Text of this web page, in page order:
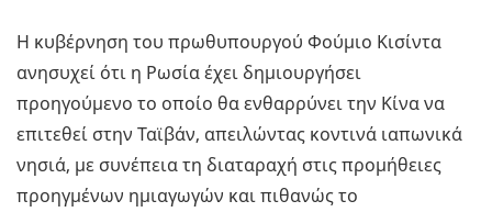
Η κυβέρνηση του πρωθυπουργού Φούμιο Κισίντα
ανησυχεί ότι η Ρωσία έχει δημιουργήσει
προηγούμενο το οποίο θα ενθαρρύνει την Κίνα να
επιτεθεί στην Ταϊβάν, απειλώντας κοντινά ιαπωνικά
νησιά, με συνέπεια τη διαταραχή στις προμήθειες
προηγμένων ημιαγωγών και πιθανώς το